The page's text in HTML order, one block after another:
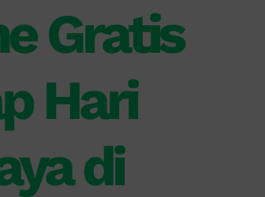
Gratis
Hari
di